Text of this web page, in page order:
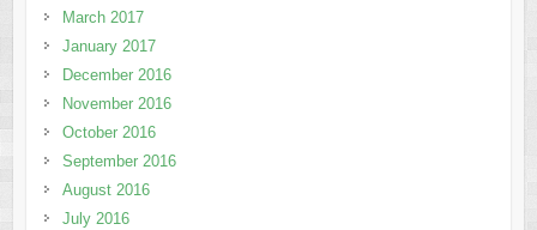
March 2017
January 2017
December 2016
November 2016
October 2016
September 2016
August 2016
July 2016